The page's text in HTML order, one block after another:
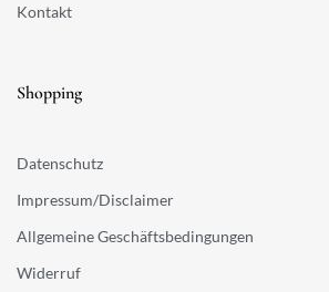
Kontakt
Shopping
Datenschutz
Impressum/Disclaimer
Allgemeine Geschäftsbedingungen
Widerruf